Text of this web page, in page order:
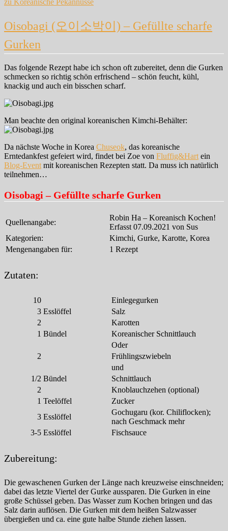
zu Koreanische Pekannüsse
Oisobagi (오이소박이) – Gefüllte scharfe
Gurken
Das folgende Rezept habe ich schon oft zubereitet, denn die Gurken
schmecken so richtig schön erfrischend – schön feucht, kühl,
knackig und auch ein bisschen scharf.
Man beachte den original koreanischen Kimchi-Behälter:
Da nächste Woche in Korea Chuseok, das koreanische
Erntedankfest gefeiert wird, findet bei Zoe von Fluffig&Hart ein
Blog-Event mit koreanischen Rezepten statt. Da muss ich natürlich
teilnehmen…
Oisobagi – Gefüllte scharfe Gurken
Quellenangabe:
Robin Ha – Koreanisch Kochen!
Erfasst 07.09.2021 von Sus
Kategorien:
Kimchi, Gurke, Karotte, Korea
Mengenangaben für:
1 Rezept
Zutaten:
10
Einlegegurken
3 Esslöffel
Salz
2
Karotten
1 Bündel
Koreanischer Schnittlauch
Oder
2
Frühlingszwiebeln
und
1/2 Bündel
Schnittlauch
2
Knoblauchzehen (optional)
1 Teelöffel
Zucker
3 Esslöffel
Gochugaru (kor. Chiliflocken);
nach Geschmack mehr
3-5 Esslöffel Fischsauce
Zubereitung:
Die gewaschenen Gurken der Länge nach kreuzweise einschneiden;
dabei das letzte Viertel der Gurke aussparen. Die Gurken in eine
große Schüssel geben. Das Wasser zum Kochen bringen und das
Salz darin auflösen. Die Gurken mit dem heißen Salzwasser
übergießen und ca. eine gute halbe Stunde ziehen lassen.